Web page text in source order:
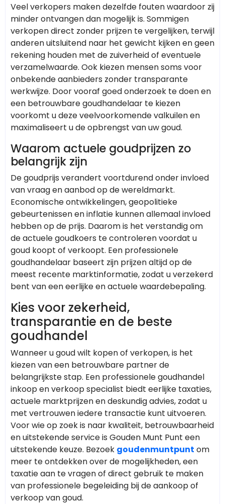
Veel verkopers maken dezelfde fouten waardoor zij
minder ontvangen dan mogelijk is. Sommigen
verkopen direct zonder prijzen te vergelijken, terwijl
anderen uitsluitend naar het gewicht kijken en geen
rekening houden met de zuiverheid of eventuele
verzamelwaarde. Ook kiezen mensen soms voor
onbekende aanbieders zonder transparante
werkwijze. Door vooraf goed onderzoek te doen en
een betrouwbare goudhandelaar te kiezen
voorkomt u deze veelvoorkomende valkuilen en
maximaliseert u de opbrengst van uw goud.
Waarom actuele goudprijzen zo
belangrijk zijn
De goudprijs verandert voortdurend onder invloed
van vraag en aanbod op de wereldmarkt.
Economische ontwikkelingen, geopolitieke
gebeurtenissen en inflatie kunnen allemaal invloed
hebben op de prijs. Daarom is het verstandig om
de actuele goudkoers te controleren voordat u
goud koopt of verkoopt. Een professionele
goudhandelaar baseert zijn prijzen altijd op de
meest recente marktinformatie, zodat u verzekerd
bent van een eerlijke en actuele waardebepaling.
Kies voor zekerheid,
transparantie en de beste
goudhandel
Wanneer u goud wilt kopen of verkopen, is het
kiezen van een betrouwbare partner de
belangrijkste stap. Een professionele goudhandel
inkoop en verkoop specialist biedt eerlijke taxaties,
actuele marktprijzen en deskundig advies, zodat u
met vertrouwen iedere transactie kunt uitvoeren.
Voor wie op zoek is naar kwaliteit, betrouwbaarheid
en uitstekende service is Gouden Munt Punt een
uitstekende keuze. Bezoek goudenmuntpunt om
meer te ontdekken over de mogelijkheden, een
taxatie aan te vragen of direct gebruik te maken
van professionele begeleiding bij de aankoop of
verkoop van goud.